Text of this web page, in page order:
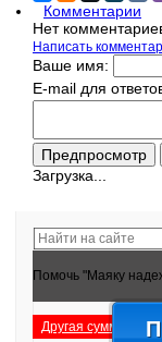
Комментарии
Нет
Написать
Ваше имя:
E-mail для
Загрузка...
Помочь "Маяку
Другая сумма